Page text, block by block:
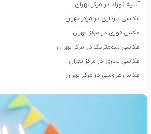
آتلیه نوزاد در مرکز تهران
عکاسی بارداری در مرکز تهران
عکس فوری در مرکز تهران
عکاسی بیومتریک در مرکز تهران
عکاسی لاتاری در مرکز تهران
عکاس عروسی در مرکز تهران